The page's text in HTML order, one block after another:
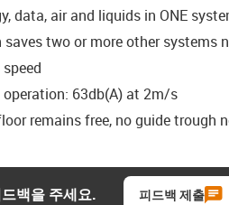
data, air and liquids in ONE
saves two or more other systems
operation: 63db(A) at 2m/s
remains free, no guide trough
백을 주세요. 피드백 제출